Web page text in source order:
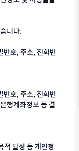
니다.
번호, 주소, 전화번
번호, 주소, 전화번
행계좌정보 등 결
달성 등 개인정